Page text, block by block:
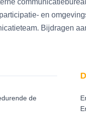
en
Bijdragen
de